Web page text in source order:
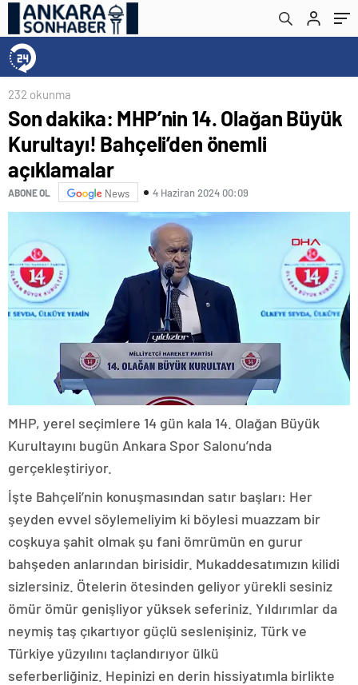
232 okunma
Son dakika: MHP’nin 14. Olağan Büyük
Kurultayı! Bahçeli’den önemli
açıklamalar
ABONE OL News 4 Haziran 2024 00:09
MHP, yerel seçimlere 14 gün kala 14. Olağan Büyük
Kurultayını bugün Ankara Spor Salonu’nda
gerçekleştiriyor.
İşte Bahçeli’nin konuşmasından satır başları: Her
şeyden evvel söylemeliyim ki böylesi muazzam bir
coşkuya şahit olmak şu fani ömrümün en gurur
bahşeden anlarından birisidir. Mukaddesatımızın kilidi
sizlersiniz. Ötelerin ötesinden geliyor yürekli sesiniz
ömür ömür genişliyor yüksek seferiniz. Yıldırımlar da
neymiş taş çıkartıyor güçlü seslenişiniz, Türk ve
Türkiye yüzyılını taçlandırıyor ülkü
seferberliğiniz. Hepinizi en derin hissiyatımla birlikte